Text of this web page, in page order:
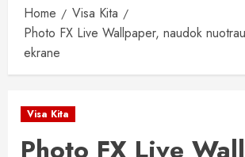
Home
Visa Kita
Photo FX Live Wallpaper, naudok
ekrane
Visa Kita